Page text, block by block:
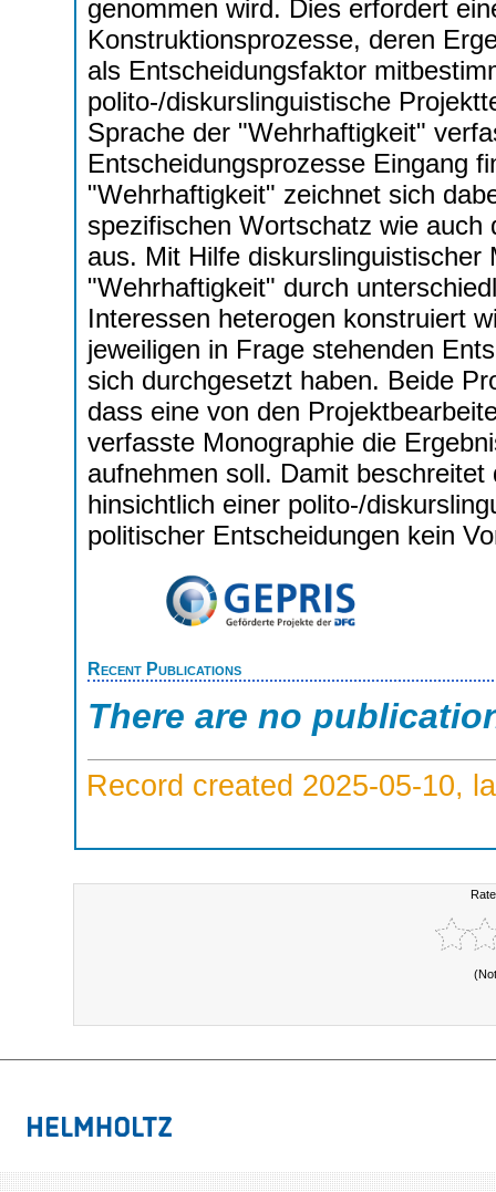
genommen wird. Dies erfordert
Konstruktionsprozesse, deren
als Entscheidungsfaktor
polito-/diskurslinguistische
Sprache der "Wehrhaftigkeit"
Entscheidungsprozesse Eingang
"Wehrhaftigkeit" zeichnet sich
spezifischen Wortschatz wie
aus. Mit Hilfe
"Wehrhaftigkeit" durch
Interessen heterogen konstruiert
jeweiligen in Frage stehenden
sich durchgesetzt haben. Beide
dass eine von den
verfasste Monographie die
aufnehmen soll. Damit
hinsichtlich einer polito-/
politischer Entscheidungen kein
Recent Publications
There are no
Record created 2025-05-10,